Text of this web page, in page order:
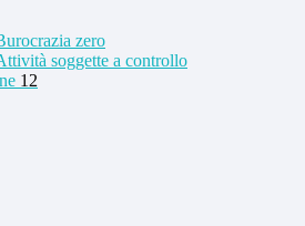
zero
soggette a controllo
12